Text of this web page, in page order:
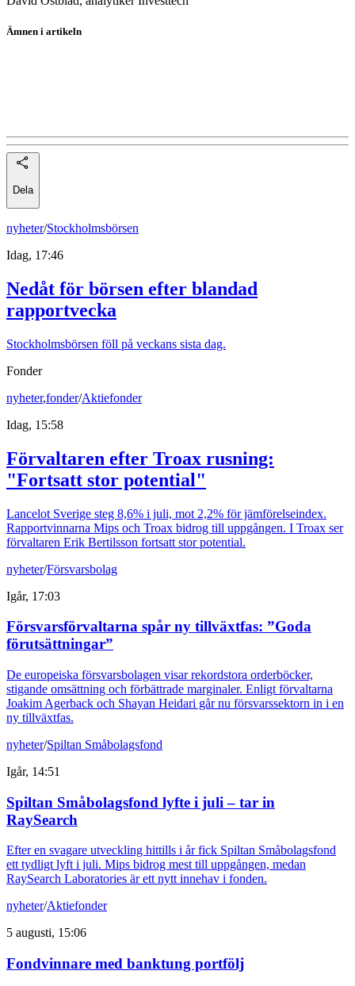
Ämnen i artikeln
Dela
nyheter/Stockholmsbörsen
Idag, 17:46
Nedåt för börsen efter blandad
rapportvecka
Stockholmsbörsen föll på veckans sista dag.
Fonder
nyheter,fonder/Aktiefonder
Idag, 15:58
Förvaltaren efter Troax rusning:
"Fortsatt stor potential"
Lancelot Sverige steg 8,6% i juli, mot 2,2% för jämförelseindex.
Rapportvinnarna Mips och Troax bidrog till uppgången. I Troax ser
förvaltaren Erik Bertilsson fortsatt stor potential.
nyheter/Försvarsbolag
Igår, 17:03
Försvarsförvaltarna spår ny tillväxtfas: ”Goda
förutsättningar”
De europeiska försvarsbolagen visar rekordstora orderböcker,
stigande omsättning och förbättrade marginaler. Enligt förvaltarna
Joakim Agerback och Shayan Heidari går nu försvarssektorn in i en
ny tillväxtfas.
nyheter/Spiltan Småbolagsfond
Igår, 14:51
Spiltan Småbolagsfond lyfte i juli – tar in
RaySearch
Efter en svagare utveckling hittills i år fick Spiltan Småbolagsfond
ett tydligt lyft i juli. Mips bidrog mest till uppgången, medan
RaySearch Laboratories är ett nytt innehav i fonden.
nyheter/Aktiefonder
5 augusti, 15:06
Fondvinnare med banktung portfölj